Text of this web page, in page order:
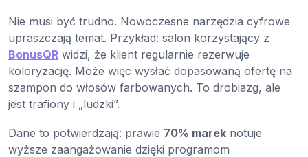
Nie musi być trudno. Nowoczesne narzędzia cyfrowe
upraszczają temat. Przykład: salon korzystający z
BonusQR widzi, że klient regularnie rezerwuje
koloryzację. Może więc wysłać dopasowaną ofertę na
szampon do włosów farbowanych. To drobiazg, ale
jest trafiony i „ludzki”.
Dane to potwierdzają: prawie 70% marek notuje
wyższe zaangażowanie dzięki programom